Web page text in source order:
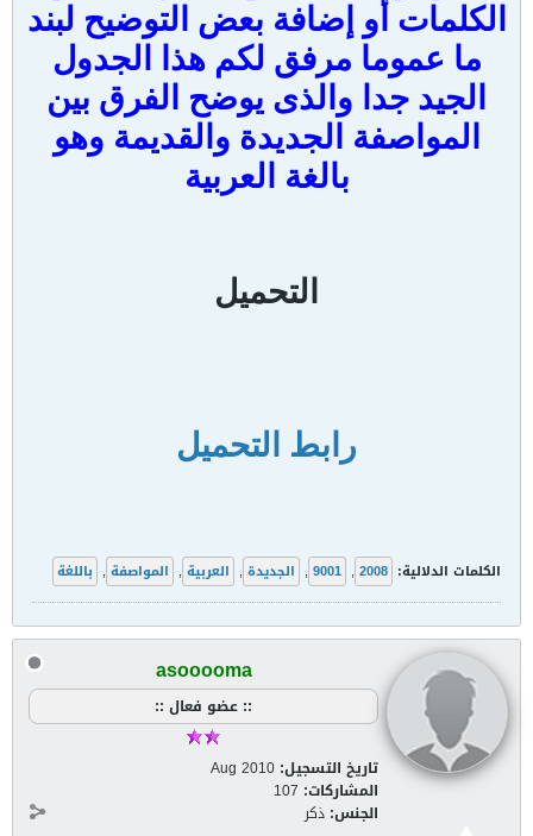
الكلمات أو إضافة بعض التوضيح لبند
ما عموما مرفق لكم هذا الجدول
الجيد جدا والذى يوضح الفرق بين
المواصفة الجديدة والقديمة وهو
بالغة العربية
التحميل
رابط التحميل
الكلمات الدلالية: 2008
,
9001
, الجديدة , العربية , المواصفة , باللغة
asooooma
:: عضو فعال ::
تاريخ التسجيل: Aug 2010
المشاركات: 107
الجنس: ذكر